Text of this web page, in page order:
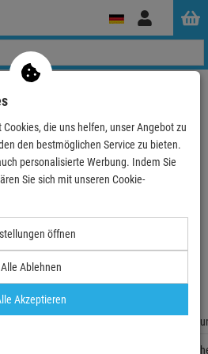
Anmelden
- DENEB 10Q 4 Kanal Vers…
AES3 - DENEB 10Q 4
Fragen
Cookies, die uns helfen, unser Angebot zu
den bestmöglichen Service zu bieten.
personalisierte Werbung. Indem Sie
Sie sich mit unseren Cookie-
öffnen
Alle Ablehnen
Akzeptieren